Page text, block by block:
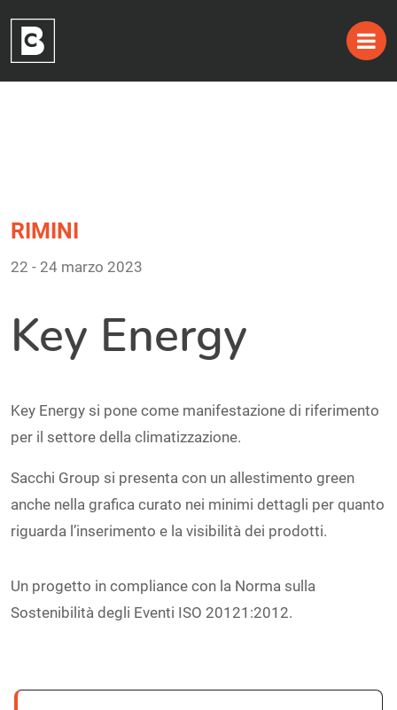
content
Tag:
Rimini
22 - 24 marzo 2023
RIMINI
Key Energy
Key Energy si pone come manifestazione di riferimento
per il settore della climatizzazione.
Sacchi Group si presenta con un allestimento green
anche nella grafica curato nei minimi dettagli per quanto
riguarda l’inserimento e la visibilità dei prodotti.
Un progetto in compliance con la Norma sulla
Sostenibilità degli Eventi ISO 20121:2012.